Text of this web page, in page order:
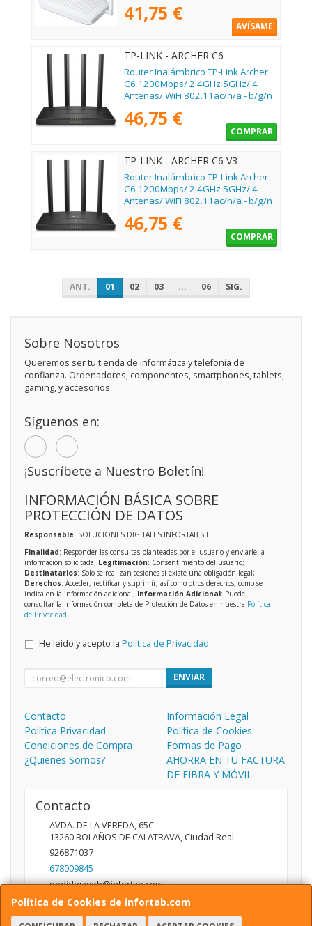
41,75 €
AVÍSAME
TP-LINK - ARCHER C6
Router Inalámbrico TP-Link Archer
C6 1200Mbps/ 2.4GHz 5GHz/ 4
Antenas/ WiFi 802.11ac/n/a - b/g/n
46,75 €
COMPRAR
TP-LINK - ARCHER C6 V3
Router Inalámbrico TP-Link Archer
C6 1200Mbps/ 2.4GHz 5GHz/ 4
Antenas/ WiFi 802.11ac/n/a - b/g/n
46,75 €
COMPRAR
ANT. 01 02 03 ... 06 SIG.
Política de Cookies de infortab.com
Sobre Nosotros
Queremos ser tu tienda de informática y telefonía de
confianza. Ordenadores, componentes, smartphones, tablets,
gaming, y accesorios
Síguenos en:
¡Suscríbete a Nuestro Boletín!
INFORMACIÓN BÁSICA SOBRE
PROTECCIÓN DE DATOS
Responsable: SOLUCIONES DIGITALES INFORTAB S.L.
Finalidad: Responder las consultas planteadas por el usuario y enviarle la
información solicitada; Legitimación: Consentimiento del usuario;
Destinatarios: Solo se realizan cesiones si existe una obligación legal;
Derechos: Acceder, rectificar y suprimir, así como otros derechos, como se
indica en la información adicional; Información Adicional: Puede
consultar la información completa de Protección de Datos en nuestra Política
de Privacidad.
He leído y acepto la Política de Privacidad.
ENVIAR
Contacto
Información Legal
Política Privacidad
Política de Cookies
Condiciones de Compra
Formas de Pago
¿Quienes Somos?
AHORRA EN TU FACTURA
DE FIBRA Y MÓVIL
Contacto
AVDA. DE LA VEREDA, 65C
13260BOLAÑOS DE CALATRAVA, Ciudad Real
926871037
678009845
pedidosweb@infortab.com